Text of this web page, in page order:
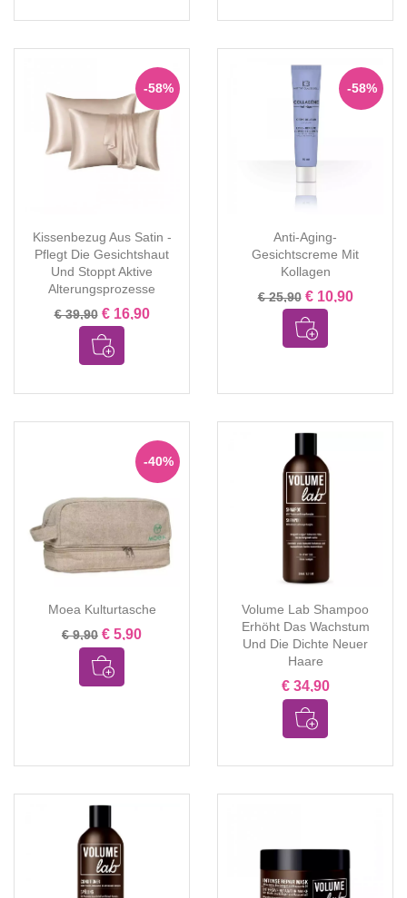
Kissenbezug Aus Satin -
Pflegt Die Gesichtshaut
Und Stoppt Aktive
Alterungsprozesse
€ 39,90 € 16,90
-58%
Anti-Aging-
Gesichtscreme Mit
Kollagen
€ 25,90 € 10,90
-58%
Moea Kulturtasche
€ 9,90 € 5,90
-40%
Volume Lab Shampoo
Erhöht Das Wachstum
Und Die Dichte Neuer
Haare
€ 34,90